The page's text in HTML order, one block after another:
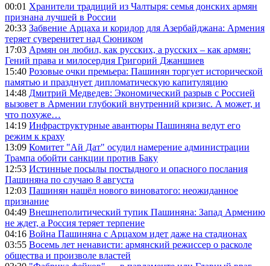
00:01 Хранители традиций из Чалтыря: семья донских армян
признана лучшей в России
20:33 Забвение Арцаха и коридор для Азербайджана: Армения
теряет суверенитет над Сюником
17:03 Армян он любил, как русских, а русских – как армян:
Гений права и милосердия Григорий Джаншиев
15:40 Розовые очки премьера: Пашинян торгует исторической
памятью и празднует дипломатическую капитуляцию
14:48 Дмитрий Медведев: Экономический разрыв с Россией
вызовет в Армении глубокий внутренний кризис. А может, и
что похуже…
14:19 Инфраструктурные авантюры Пашиняна ведут его
режим к краху
13:09 Комитет "Ай Дат" осудил намерение администрации
Трампа обойти санкции против Баку
12:53 Истинные посылы постыдного и опасного послания
Пашиняна по случаю 8 августа
12:03 Пашинян нашёл нового виноватого: неожиданное
признание
04:49 Внешнеполитический тупик Пашиняна: Запад Армению
не ждет, а Россия теряет терпение
04:16 Война Пашиняна с Арцахом идет даже на стадионах
03:55 Восемь лет ненависти: армянский режиссер о расколе
общества и произволе властей